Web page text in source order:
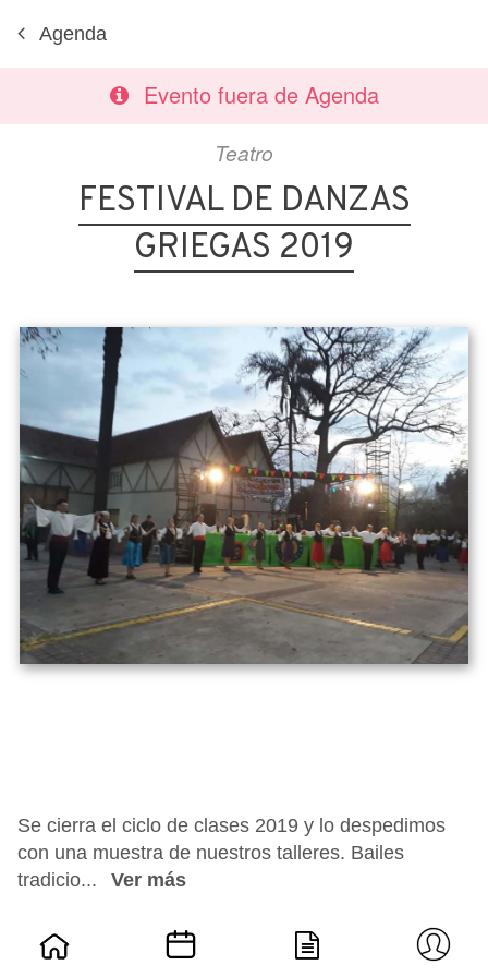
Agenda
Evento fuera de Agenda
Teatro
FESTIVAL DE DANZAS
GRIEGAS 2019
Se cierra el ciclo de clases 2019 y lo despedimos
con una muestra de nuestros talleres. Bailes
tradicio...
Ver más